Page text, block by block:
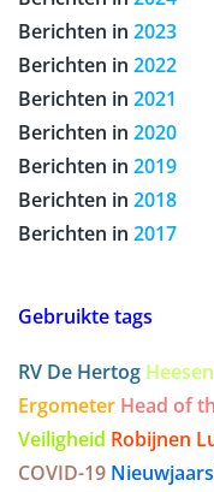
Berichten in 2023
Berichten in 2022
Berichten in 2021
Berichten in 2020
Berichten in 2019
Berichten in 2018
Berichten in 2017
Gebruikte tags
RV De Hertog
Ergometer Head of
Veiligheid Robijnen
COVID-19